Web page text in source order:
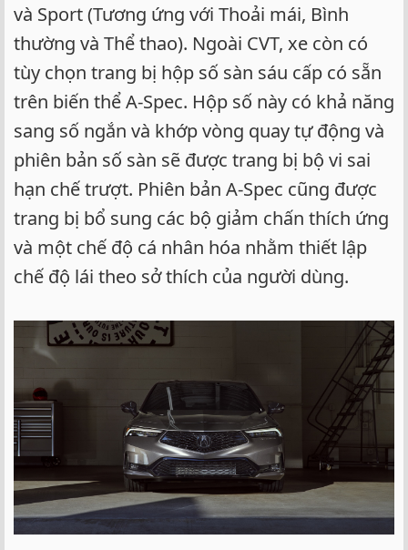
và Sport (Tương ứng với Thoải mái, Bình
thường và Thể thao). Ngoài CVT, xe còn có
tùy chọn trang bị hộp số sàn sáu cấp có sẵn
trên biến thể A-Spec. Hộp số này có khả năng
sang số ngắn và khớp vòng quay tự động và
phiên bản số sàn sẽ được trang bị bộ vi sai
hạn chế trượt. Phiên bản A-Spec cũng được
trang bị bổ sung các bộ giảm chấn thích ứng
và một chế độ cá nhân hóa nhằm thiết lập
chế độ lái theo sở thích của người dùng.